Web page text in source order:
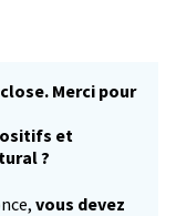
Merci pour
et
?
vous devez